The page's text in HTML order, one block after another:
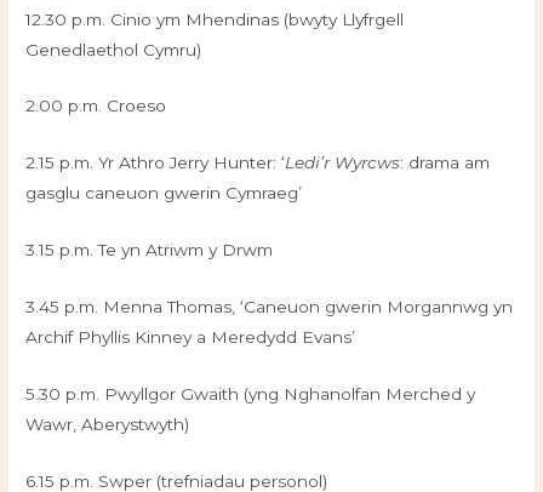
12.30 p.m. Cinio ym Mhendinas (bwyty Llyfrgell
Genedlaethol Cymru)
2.00 p.m. Croeso
2.15 p.m. Yr Athro Jerry Hunter: ‘Ledi’r Wyrcws: drama am
gasglu caneuon gwerin Cymraeg’
3.15 p.m. Te yn Atriwm y Drwm
3.45 p.m. Menna Thomas, ‘Caneuon gwerin Morgannwg yn
Archif Phyllis Kinney a Meredydd Evans’
5.30 p.m. Pwyllgor Gwaith (yng Nghanolfan Merched y
Wawr, Aberystwyth)
6.15 p.m. Swper (trefniadau personol)